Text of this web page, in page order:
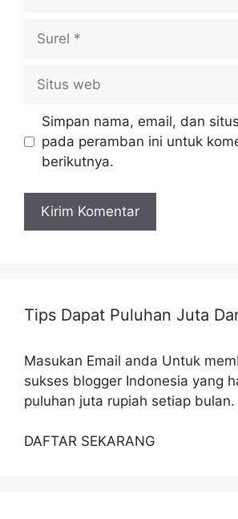
Surel
Situs
web
Simpan nama, email, dan
pada peramban ini untuk
berikutnya.
Tips Dapat Puluhan Juta
Masukan Email anda Untuk
sukses blogger Indonesia yang
puluhan juta rupiah setiap bulan.
DAFTAR SEKARANG